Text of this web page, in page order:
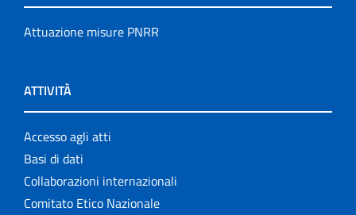
Attuazione misure PNRR
ATTIVITÀ
Accesso agli atti
Basi di dati
Collaborazioni internazionali
Comitato Etico Nazionale